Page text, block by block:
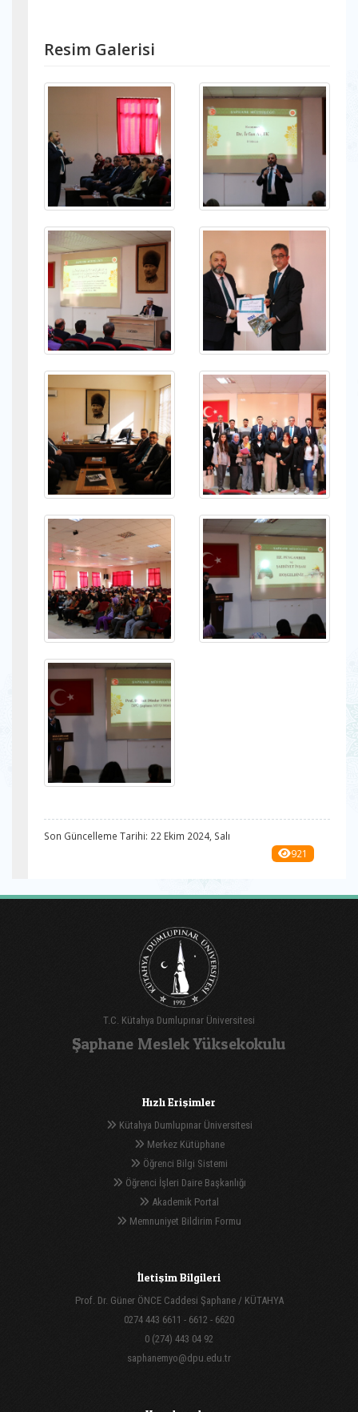
Resim Galerisi
Son Güncelleme Tarihi: 22 Ekim 2024, Salı
921
T.C. Kütahya Dumlupınar Üniversitesi
Şaphane Meslek Yüksekokulu
Hızlı Erişimler
Kütahya Dumlupınar Üniversitesi
Merkez Kütüphane
Öğrenci Bilgi Sistemi
Öğrenci İşleri Daire Başkanlığı
Akademik Portal
Memnuniyet Bildirim Formu
İletişim Bilgileri
Prof. Dr. Güner ÖNCE Caddesi Şaphane / KÜTAHYA
0274 443 6611 - 6612 - 6620
0 (274) 443 04 92
saphanemyo@dpu.edu.tr